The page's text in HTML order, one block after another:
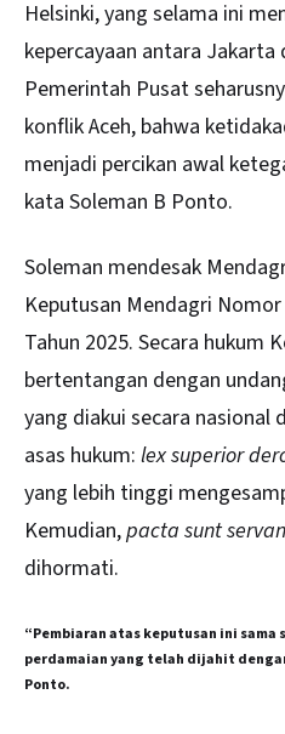
Helsinki, yang selama ini
kepercayaan antara Jakarta
Pemerintah Pusat
konflik Aceh, bahwa
menjadi percikan awal
kata Soleman B Ponto.
Soleman mendesak
Keputusan Mendagri
Tahun 2025. Secara hukum
bertentangan dengan
yang diakui secara nasional
asas hukum: lex superior
yang lebih tinggi
Kemudian,pacta sunt
dihormati.
“Pembiaran atas keputusan ini sama
perdamaian yang telah dijahit
Ponto.